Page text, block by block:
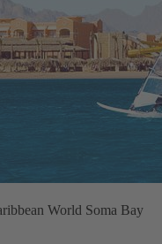
World Soma Bay